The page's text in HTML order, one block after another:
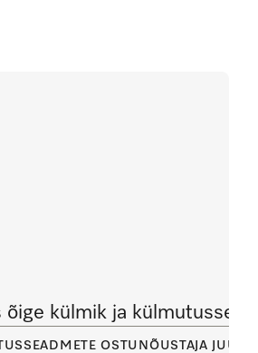
õige külmik ja
OSTUNÕUSTAJA